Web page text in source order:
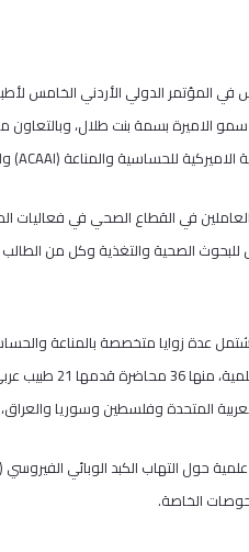
الدولي الأردني الخامس
الاميرة بسمة بنت طلال، وبالتعاون مع
الاميركية للحساسية والمناعة (ACAAI)
في القطاع الصحي في
الصحية والتغذية وكل من الطالب
عدة زوايا متخصصة بالمناعة
كما ناقش
وفلسطين وسوريا والعراق، كما وقدم 43 محاضرا اردنيا من
حول التهاب الكبد الوبائي
الخاصة.